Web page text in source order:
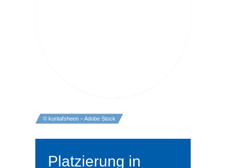
© kuritafsheen – Adobe Stock
Platzierung in